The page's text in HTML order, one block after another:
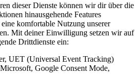
dieser Dienste können wir dir über die
hinausgehende Features
komfortable Nutzung unserer
Mit deiner Einwilligung setzen wir auf
Drittdienste ein:
UET (Universal Event Tracking)
Google Consent Mode,